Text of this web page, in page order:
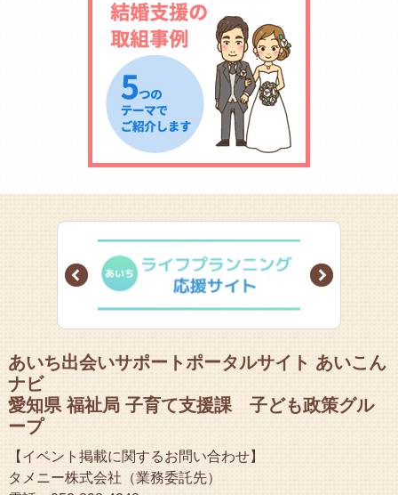
Prev Next
あいち出会いサポートポータルサイト あいこん
ナビ
愛知県 福祉局 子育て支援課 子ども政策グル
ープ
【イベント掲載に関するお問い合わせ】
タメニー株式会社（業務委託先）